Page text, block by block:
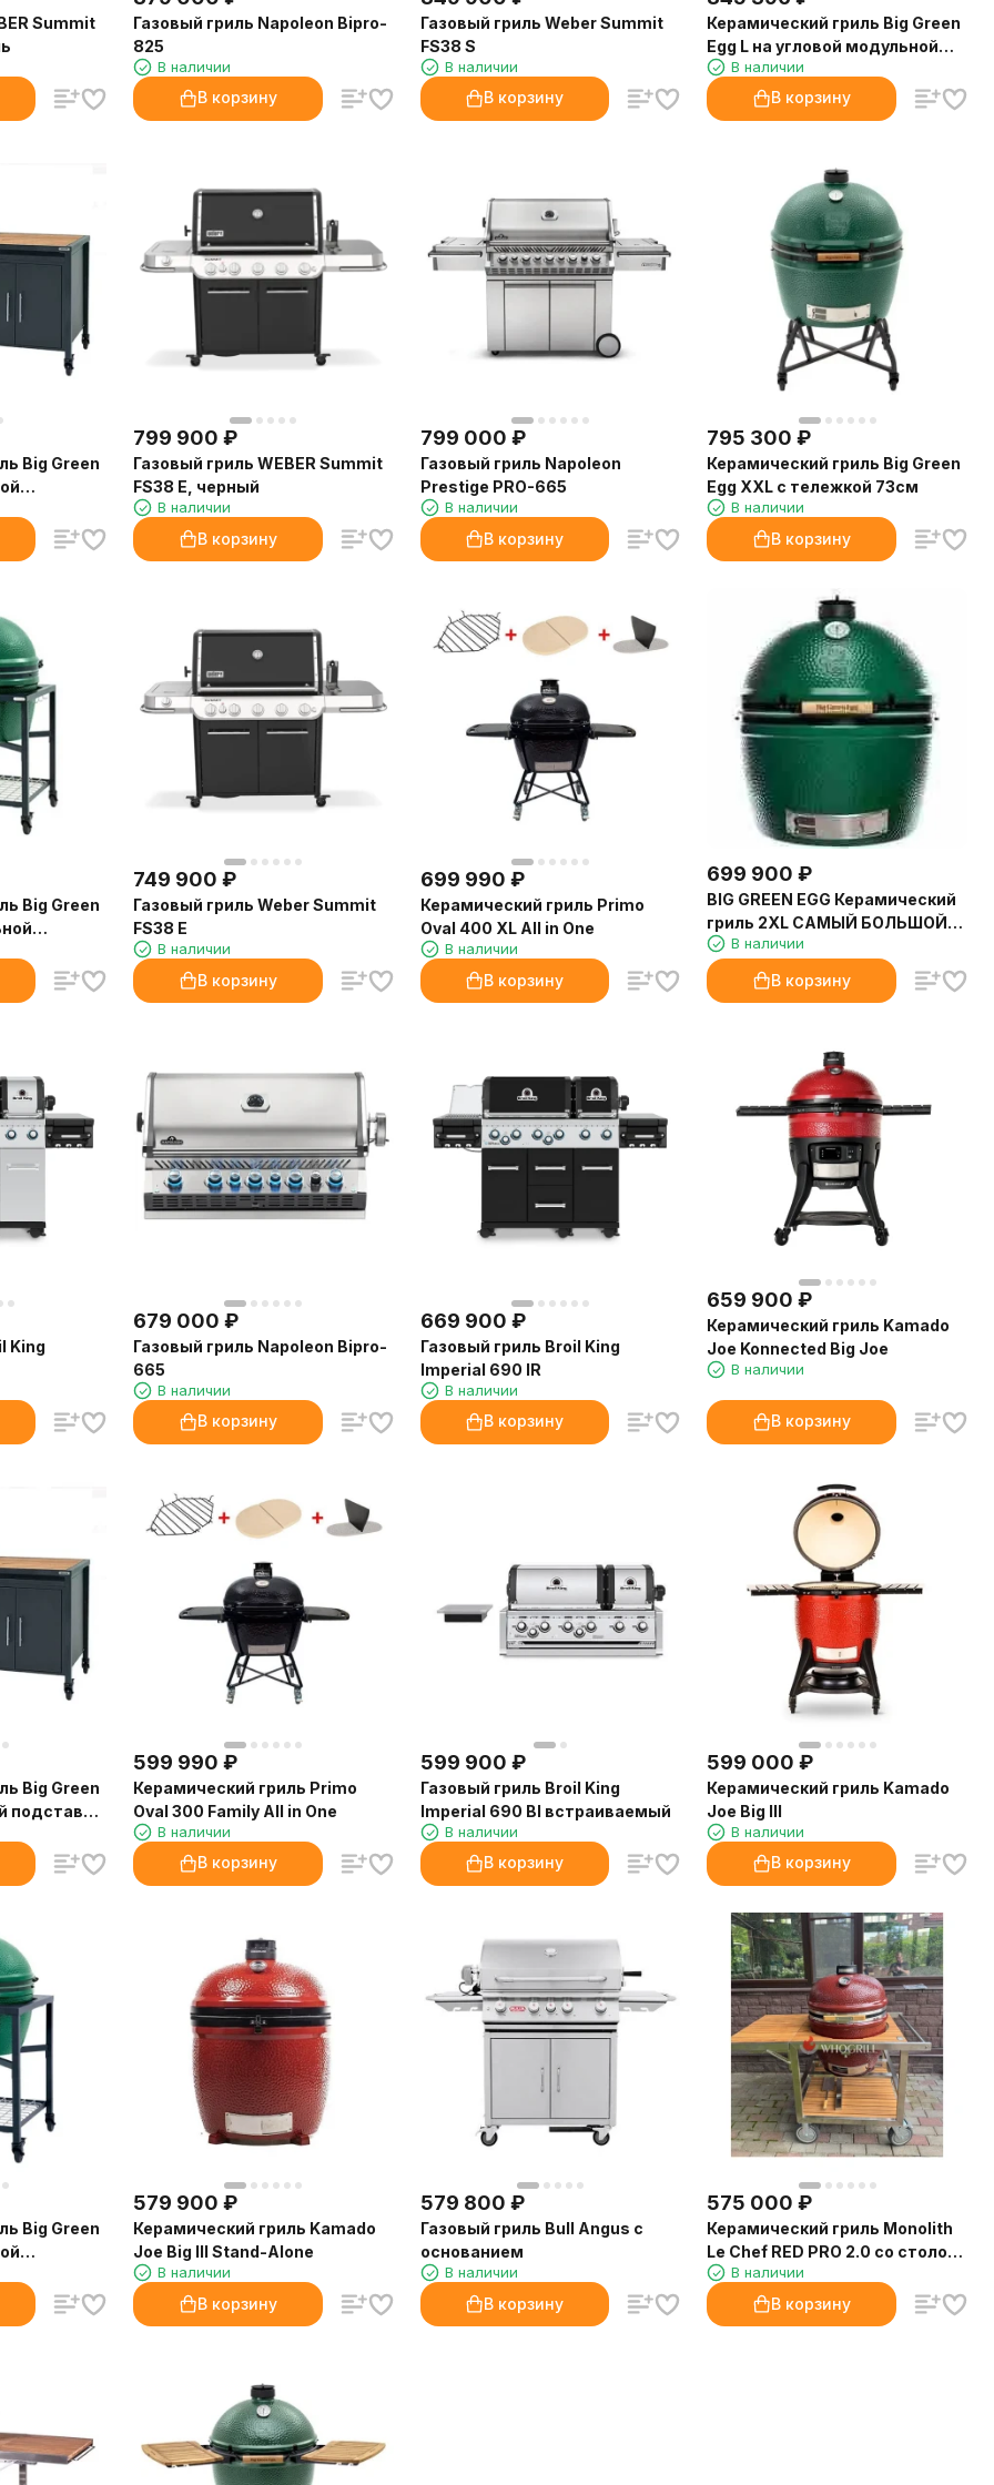
Summit
Газовый гриль Napoleon Bipro-
825
В наличии
В корзину
Газовый гриль Weber Summit
FS38 S
В наличии
В корзину
Керамический гриль Big Green
Egg L на угловой модульной
подставке в комбинации со
шкафом и рабочим столом
В наличии
В корзину
Big Green
со
799 900 ₽
Газовый гриль WEBER Summit
FS38 E, черный
В наличии
В корзину
799 000 ₽
Газовый гриль Napoleon
Prestige PRO-665
В наличии
В корзину
795 300 ₽
Керамический гриль Big Green
Egg XXL с тележкой 73см
В наличии
В корзину
Big Green
749 900 ₽
Газовый гриль Weber Summit
FS38 E
В наличии
В корзину
699 990 ₽
Керамический гриль Primo
Oval 400 XL All in One
В наличии
В корзину
699 900 ₽
BIG GREEN EGG Керамический
гриль 2XL САМЫЙ БОЛЬШОЙ
(диаметр решетки 74см)
В наличии
В корзину
King
679 000 ₽
Газовый гриль Napoleon Bipro-
665
В наличии
В корзину
669 900 ₽
Газовый гриль Broil King
Imperial 690 IR
В наличии
В корзину
659 900 ₽
Керамический гриль Kamado
Joe Konnected Big Joe
В наличии
В корзину
Big Green
подставке
599 990 ₽
Керамический гриль Primo
Oval 300 Family All in One
В наличии
В корзину
599 900 ₽
Газовый гриль Broil King
Imperial 690 BI встраиваемый
В наличии
В корзину
599 000 ₽
Керамический гриль Kamado
Joe Big III
В наличии
В корзину
Big Green
579 900 ₽
Керамический гриль Kamado
Joe Big III Stand-Alone
В наличии
В корзину
579 800 ₽
Газовый гриль Bull Angus с
основанием
В наличии
В корзину
575 000 ₽
Керамический гриль Monolith
Le Chef RED PRO 2.0 со столом
из тика Buggy
В наличии
В корзину